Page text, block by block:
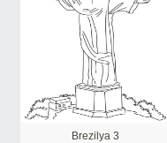
Brezilya 3